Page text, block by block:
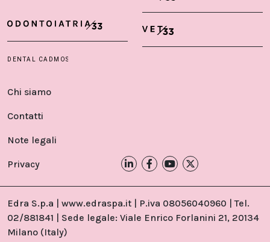
Chi siamo
Contatti
Note legali
Privacy
Edra S.p.a | www.edraspa.it | P.iva 08056040960 | Tel.
02/881841 | Sede legale: Viale Enrico Forlanini 21, 20134
Milano (Italy)